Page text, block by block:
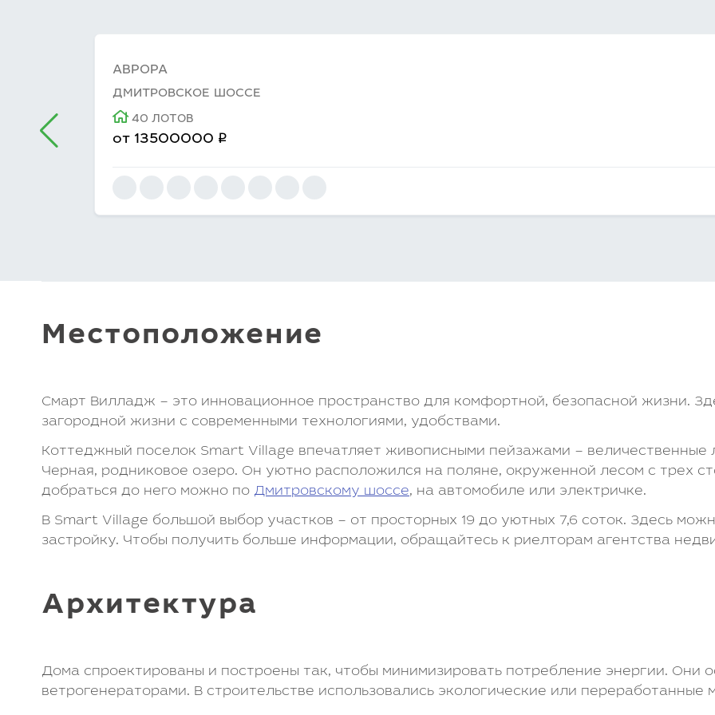
АВРОРА
ДМИТРОВСКОЕ ШОССЕ
40 ЛОТОВ
от 13500000 q
Местоположение
Смарт Вилладж – это инновационное пространство для комфортной, безопасной жизни.
загородной жизни с современными технологиями, удобствами.
Коттеджный поселок Smart Village впечатляет живописными пейзажами – величественные
Черная, родниковое озеро. Он уютно расположился на поляне, окруженной лесом с трех
добраться до него можно по Дмитровскому шоссе, на автомобиле или электричке.
В Smart Village большой выбор участков – от просторных 19 до уютных 7,6 соток. Здесь
застройку. Чтобы получить больше информации, обращайтесь к риелторам агентства
Архитектура
Дома спроектированы и построены так, чтобы минимизировать потребление энергии. Они
ветрогенераторами. В строительстве использовались экологические или переработанные